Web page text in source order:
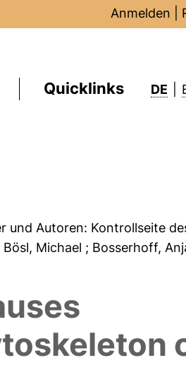
Anmelden
Quicklinks DE
und Autoren: Kontrollseite
Bösl, Michael ; Bosserhoff,